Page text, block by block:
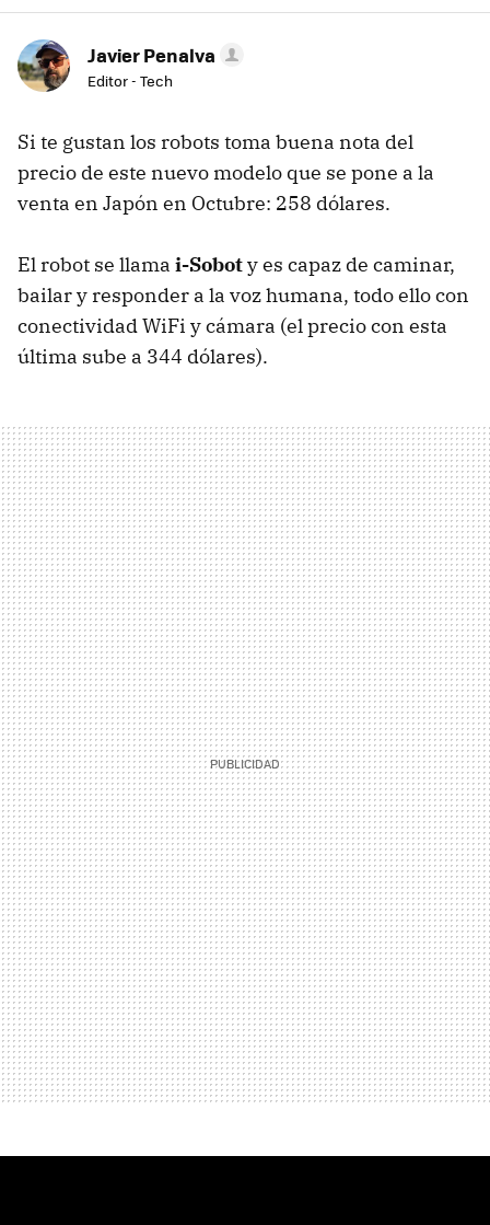
Javier Penalva
Editor - Tech
Si te gustan los robots toma buena nota del
precio de este nuevo modelo que se pone a la
venta en Japón en Octubre: 258 dólares.
El robot se llama i-Soboty es capaz de caminar,
bailar y responder a la voz humana, todo ello con
conectividad WiFi y cámara (el precio con esta
última sube a 344 dólares).